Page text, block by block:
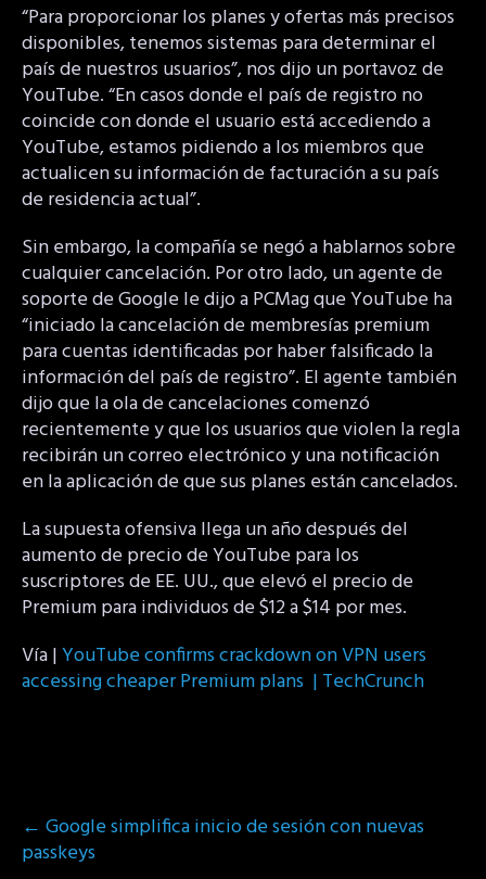
“Para proporcionar los planes y ofertas más precisos
disponibles, tenemos sistemas para determinar el
país de nuestros usuarios”, nos dijo un portavoz de
YouTube. “En casos donde el país de registro no
coincide con donde el usuario está accediendo a
YouTube, estamos pidiendo a los miembros que
actualicen su información de facturación a su país
de residencia actual”.
Sin embargo, la compañía se negó a hablarnos sobre
cualquier cancelación. Por otro lado, un agente de
soporte de Google le dijo a PCMag que YouTube ha
“iniciado la cancelación de membresías premium
para cuentas identificadas por haber falsificado la
información del país de registro”. El agente también
dijo que la ola de cancelaciones comenzó
recientemente y que los usuarios que violen la regla
recibirán un correo electrónico y una notificación
en la aplicación de que sus planes están cancelados.
La supuesta ofensiva llega un año después del
aumento de precio de YouTube para los
suscriptores de EE. UU., que elevó el precio de
Premium para individuos de $12 a $14 por mes.
Vía |YouTube confirms crackdown on VPN users
accessing cheaper Premium plans | TechCrunch
Post
navigation
← Google simplifica inicio de sesión con nuevas
passkeys